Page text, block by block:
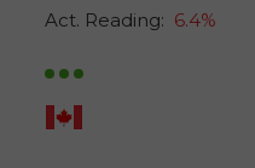
Act. Reading: 6.4%